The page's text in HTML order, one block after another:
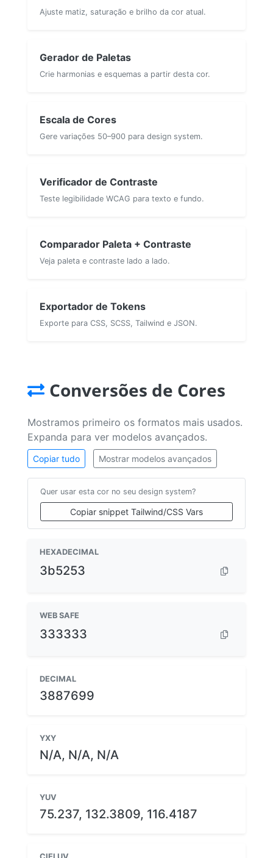
Ajuste matiz, saturação e brilho da cor atual.
Gerador de Paletas
Crie harmonias e esquemas a partir desta cor.
Escala de Cores
Gere variações 50–900 para design system.
Verificador de Contraste
Teste legibilidade WCAG para texto e fundo.
Comparador Paleta + Contraste
Veja paleta e contraste lado a lado.
Exportador de Tokens
Exporte para CSS, SCSS, Tailwind e JSON.
Conversões de Cores
Mostramos primeiro os formatos mais usados.
Expanda para ver modelos avançados.
Copiar tudo Mostrar modelos avançados
Quer usar esta cor no seu design system?
Copiar snippet Tailwind/CSS Vars
HEXADECIMAL
3b5253
WEB SAFE
333333
DECIMAL
3887699
YXY
N/A, N/A, N/A
YUV
75.237, 132.3809, 116.4187
CIELUV